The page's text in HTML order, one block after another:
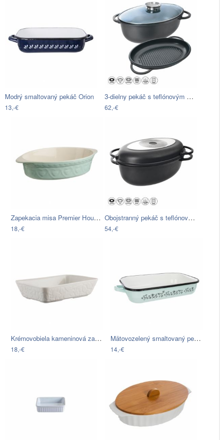
Modrý smaltovaný pekáč Orion
13,-€
3-dielny pekáč s teflónovým povrchom a…
62,-€
Zapekacia misa Premier Housewares Sweet…
18,-€
Obojstranný pekáč s teflónovým povrchom…
54,-€
Krémovobiela kameninová zapekacia misa…
18,-€
Mätovozelený smaltovaný pekáč Orion…
14,-€